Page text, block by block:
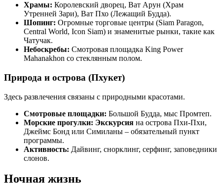
Храмы: Королевский дворец, Ват Арун (Храм
Утренней Зари), Ват Пхо (Лежащий Будда).
Шопинг: Огромные торговые центры (Siam Paragon,
Central World, Icon Siam) и знаменитые рынки, такие как
Чатучак.
Небоскребы: Смотровая площадка King Power
Mahanakhon со стеклянным полом.
Природа и острова (Пхукет)
Здесь развлечения связаны с природными красотами.
Смотровые площадки: Большой Будда, мыс Промтеп.
Морские прогулки: Экскурсия на острова Пхи-Пхи,
Джеймс Бонд или Симиланы – обязательный пункт
программы.
Активность: Дайвинг, снорклинг, серфинг, заповедники
слонов.
Ночная жизнь